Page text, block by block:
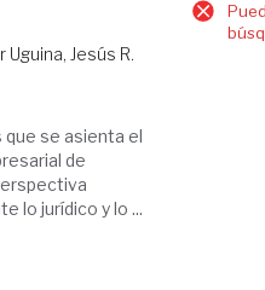
Jesús R.
que se asienta el
de
lo jurídico y lo ...